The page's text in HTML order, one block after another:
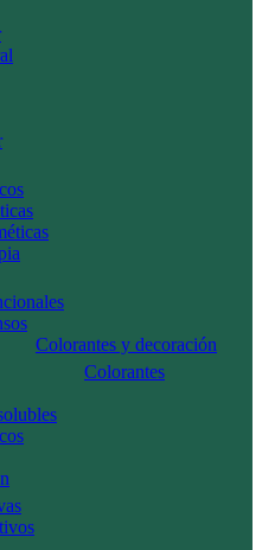
Colorantes y decoración
Colorantes